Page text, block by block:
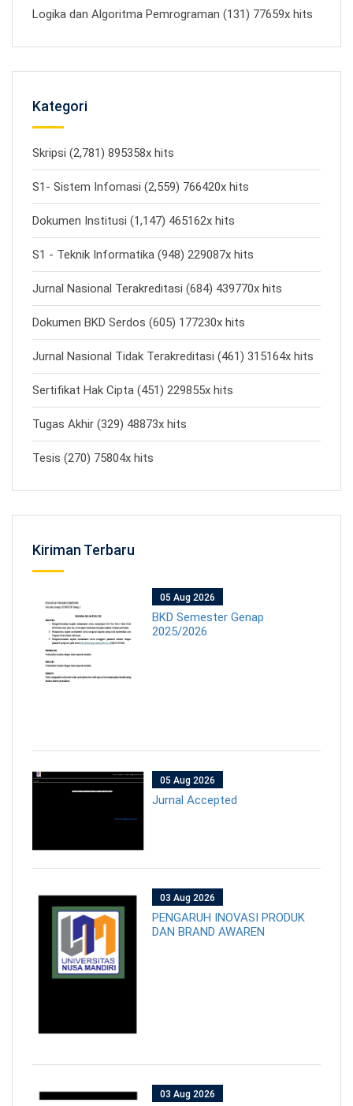
Logika dan Algoritma Pemrograman (131) 77659x hits
Kategori
Skripsi (2,781) 895358x hits
S1- Sistem Infomasi (2,559) 766420x hits
Dokumen Institusi (1,147) 465162x hits
S1 - Teknik Informatika (948) 229087x hits
Jurnal Nasional Terakreditasi (684) 439770x hits
Dokumen BKD Serdos (605) 177230x hits
Jurnal Nasional Tidak Terakreditasi (461) 315164x hits
Sertifikat Hak Cipta (451) 229855x hits
Tugas Akhir (329) 48873x hits
Tesis (270) 75804x hits
Kiriman Terbaru
05 Aug 2026
BKD Semester Genap
2025/2026
05 Aug 2026
Jurnal Accepted
03 Aug 2026
PENGARUH INOVASI PRODUK
DAN BRAND AWAREN
03 Aug 2026